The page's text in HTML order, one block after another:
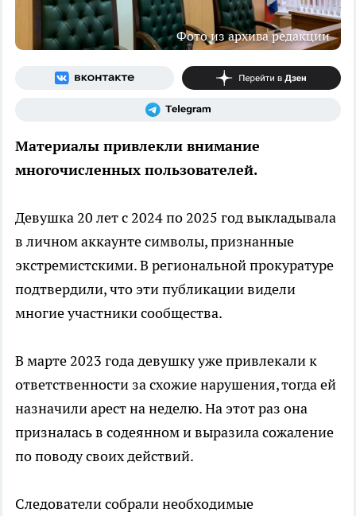
Фото из архива редакции
Материалы привлекли внимание
многочисленных пользователей.
Девушка 20 лет с 2024 по 2025 год выкладывала
в личном аккаунте символы, признанные
экстремистскими. В региональной прокуратуре
подтвердили, что эти публикации видели
многие участники сообщества.
В марте 2023 года девушку уже привлекали к
ответственности за схожие нарушения, тогда ей
назначили арест на неделю. На этот раз она
призналась в содеянном и выразила сожаление
по поводу своих действий.
Следователи собрали необходимые